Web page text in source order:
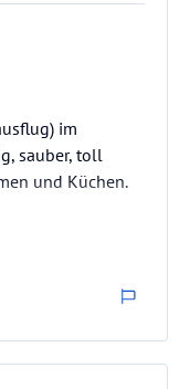
im
sauber, toll
und Küchen.